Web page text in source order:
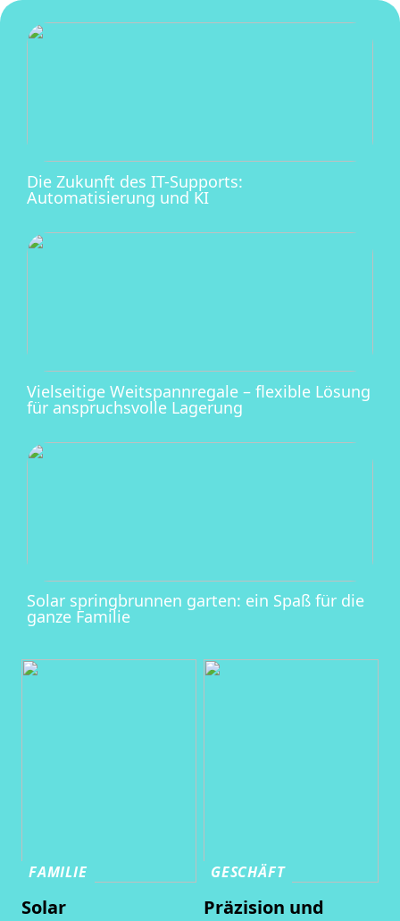
Die Zukunft des IT-Supports:
Automatisierung und KI
Vielseitige Weitspannregale – flexible Lösung
für anspruchsvolle Lagerung
Solar springbrunnen garten: ein Spaß für die
ganze Familie
FAMILIE
Solar
GESCHÄFT
Präzision und